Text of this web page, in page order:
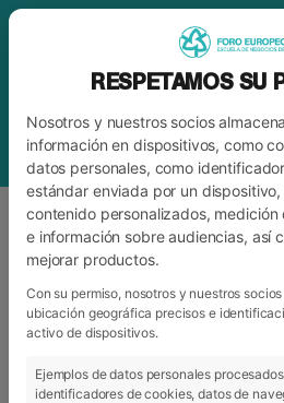
BLOGFORO
ARCHIVO CATEGORÍAS
RESPETAMOS SU
Nosotros y nuestros socios
información en dispositivos, como
datos personales, como
estándar enviada por un
contenido personalizados,
e información sobre audiencias, así
mejorar productos.
Con su permiso, nosotros y nuestros
ubicación geográfica precisos e
activo de dispositivos.
Ejemplos de datos personales
identificadores de cookies, datos de